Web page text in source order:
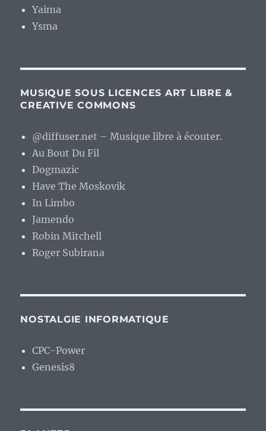
Yaima
Ysma
MUSIQUE SOUS LICENCES ART LIBRE &
CREATIVE COMMONS
@diffuser.net – Musique libre à écouter.
Au Bout Du Fil
Dogmazic
Have The Moskovik
In Limbo
Jamendo
Robin Mitchell
Roger Subirana
NOSTALGIE INFORMATIQUE
CPC-Power
Genesis8